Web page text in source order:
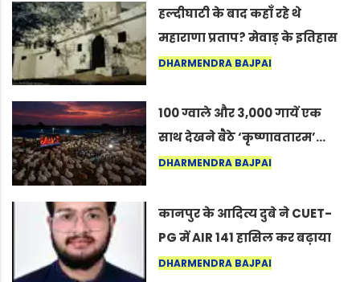
हल्दीघाटी के बाद कहाँ रहे थे
महाराणा प्रताप? मेवाड़ के इतिहास
का वह अनकहा अध्याय जो आज भी
DHARMENDRA BAJPAI
100 ग्वाले और 3,000 गायें एक
साथ देखने बैठे ‘कृष्णावतारम’…
नागपुर में दिखा ऐसा नज़ारा कि
कर सकते हैं”
DHARMENDRA BAJPAI
कानपुर के आदित्य दुबे ने CUET-
PG में AIR 141 हासिल कर बढ़ाया
शहर का मान
DHARMENDRA BAJPAI